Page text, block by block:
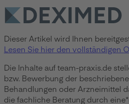
Dieser Artikel wird Ihnen
Lesen Sie hier den vollständigen
Die Inhalte auf team-praxis.de
bzw. Bewerbung der
Behandlungen oder Arzneimittel
die fachliche Beratung durch